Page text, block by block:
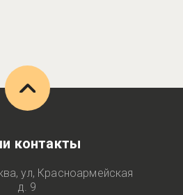
контакты
ул, Красноармейская
д. 9